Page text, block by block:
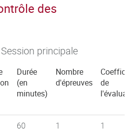
des
principale
Durée
(en
minutes)
Nombre
d'épreuves
de
60 1 1